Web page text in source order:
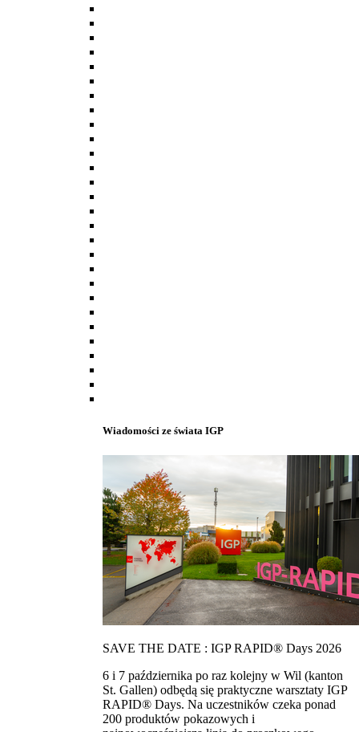
Wiadomości ze świata IGP
SAVE THE DATE : IGP RAPID® Days 2026
6 i 7 października po raz kolejny w Wil (kanton
St. Gallen) odbędą się praktyczne warsztaty IGP
RAPID® Days. Na uczestników czeka ponad
200 produktów pokazowych i